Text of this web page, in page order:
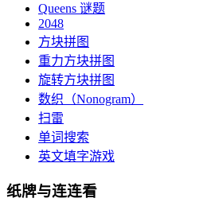
Queens 谜题
2048
方块拼图
重力方块拼图
旋转方块拼图
数织（Nonogram）
扫雷
单词搜索
英文填字游戏
纸牌与连连看